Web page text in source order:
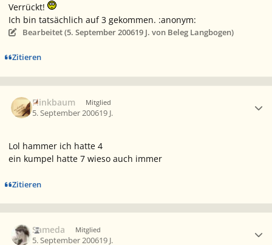
Verrückt!
Ich bin tatsächlich auf 3 gekommen. :anonym:
Bearbeitet (5. September 200619 J. von Beleg Langbogen)
Zitieren
Flinkbaum Mitglied
5. September 200619 J.
Lol hammer ich hatte 4
ein kumpel hatte 7 wieso auch immer
Zitieren
Sameda Mitglied
5. September 200619 J.